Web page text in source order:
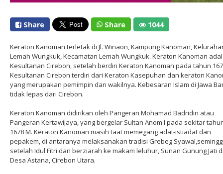
Share Share 1044
Keraton Kanoman terletak di Jl. Winaon, Kampung Kanoman,
Lemah Wungkuk, Kecamatan Lemah Wungkuk. Keraton Kanoman
Kesultanan Cirebon, setelah berdiri Keraton Kanoman pada tahun
Kesultanan Cirebon terdiri dari Keraton Kasepuhan dan keraton
yang merupakan pemimpin dan wakilnya. Kebesaran Islam di Jawa
tidak lepas dari Cirebon.
Keraton Kanoman didirikan oleh Pangeran Mohamad Badridin atau
Pangeran Kertawijaya, yang bergelar Sultan Anom I pada sekitar
1678 M. Keraton Kanoman masih taat memegang adat-istiadat dan
pepakem, di antaranya melaksanakan tradisi Grebeg
setelah Idul Fitri dan berziarah ke makam leluhur, Sunan Gunung Jati
Desa Astana, Cirebon Utara.